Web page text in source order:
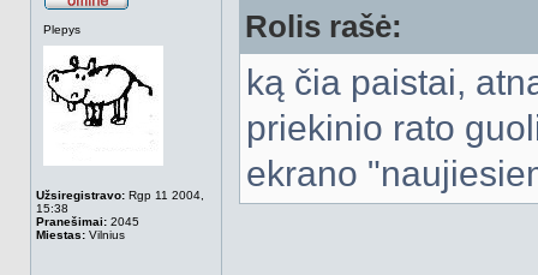
Plepys
Užsiregistravo: Rgp 11 2004,
15:38
Pranešimai: 2045
Miestas: Vilnius
Rolis rašė:
ką čia paistai,
priekinio rato
ekrano